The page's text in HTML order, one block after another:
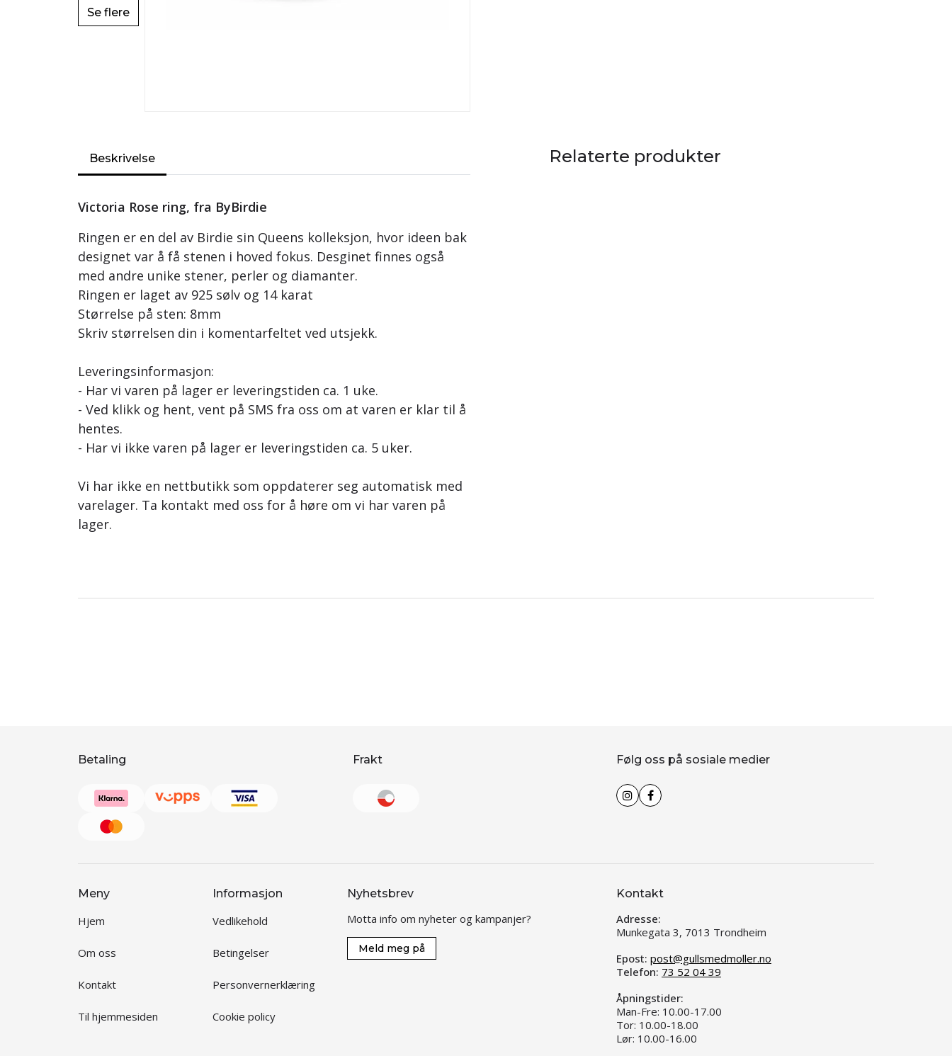
Se flere
Beskrivelse
Victoria Rose ring, fra ByBirdie
Ringen er en del av Birdie sin Queens kolleksjon, hvor ideen bak
designet var å få stenen i hoved fokus. Desginet finnes også
med andre unike stener, perler og diamanter.
Ringen er laget av 925 sølv og 14 karat
Størrelse på sten: 8mm
Skriv størrelsen din i komentarfeltet ved utsjekk.
Leveringsinformasjon:
- Har vi varen på lager er leveringstiden ca. 1 uke.
- Ved klikk og hent, vent på SMS fra oss om at varen er klar til å
hentes.
- Har vi ikke varen på lager er leveringstiden ca. 5 uker.
Vi har ikke en nettbutikk som oppdaterer seg automatisk med
varelager. Ta kontakt med oss for å høre om vi har varen på
lager.
Relaterte produkter
Betaling Frakt Følg oss på sosiale medier
Meny
Hjem
Om oss
Kontakt
Til hjemmesiden
Informasjon
Vedlikehold
Betingelser
Personvernerklæring
Cookie policy
Nyhetsbrev
Motta info om nyheter og kampanjer?
Meld meg på
Kontakt
Adresse:
Munkegata 3, 7013 Trondheim
Epost: post@gullsmedmoller.no
Telefon: 73 52 04 39
Åpningstider:
Man-Fre: 10.00-17.00
Tor: 10.00-18.00
Lør: 10.00-16.00